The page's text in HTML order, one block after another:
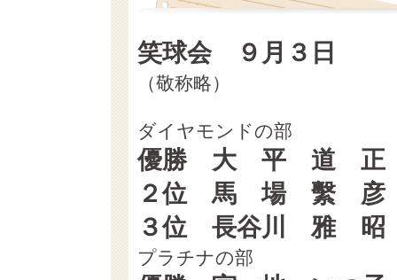
笑球会 ９月３日
（敬称略） （
ダイヤモンドの部
優勝 大 平 道
２位 馬 場 繫
３位 長谷川 雅
プラチナの部